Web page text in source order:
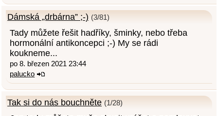
Dámská „drbárna” ;-) (3/81)
Tady můžete řešit hadříky, šminky, nebo třeba
hormonální antikoncepci ;-) My se rádi
koukneme...
po 8. březen 2021 23:44
palucko
Tak si do nás bouchněte (1/28)